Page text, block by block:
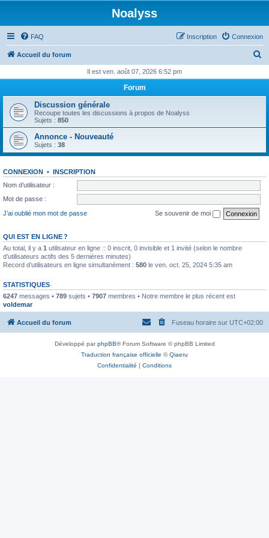
Noalyss
FAQ Connexion
Inscription
Accueil du forum
h
r
h
Il est ven. août 07, 2026 6:52 pm
Forum
Discussion générale
Recoupe toutes les discussions à propos de Noalyss
Sujets : 850
Annonce - Nouveauté
Sujets : 38
CONNEXION • INSCRIPTION
Nom d’utilisateur :
Mot de passe :
J’ai oublié mon mot de passe
Se souvenir de moi
QUI EST EN LIGNE ?
Au total, il y a 1 utilisateur en ligne :: 0 inscrit, 0 invisible et 1 invité (selon le nombre
d’utilisateurs actifs des 5 dernières minutes)
Record d’utilisateurs en ligne simultanément : 580 le ven. oct. 25, 2024 5:35 am
STATISTIQUES
6247 messages • 789 sujets • 7907 membres • Notre membre le plus récent est
voldemar
Accueil du forum Fuseau horaire sur UTC+02:00
Développé parphpBB® Forum Software © phpBB Limited
Traduction française officielle ©Qiaeru
Confidentialité | Conditions